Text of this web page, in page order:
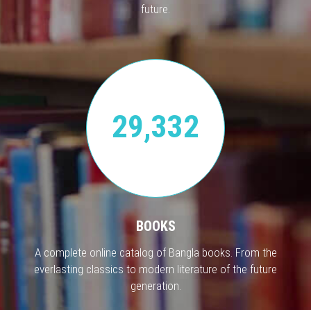
future.
29,332
BOOKS
A complete online catalog of Bangla books. From the
everlasting classics to modern literature of the future
generation.